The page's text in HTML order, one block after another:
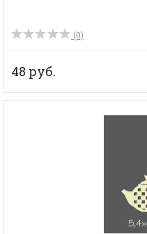
(0)
48 руб.